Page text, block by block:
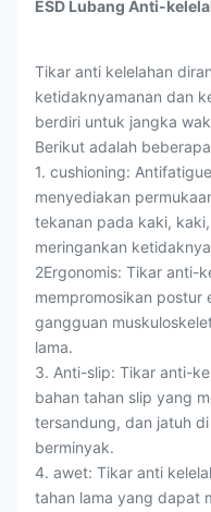
ESD Lubang Anti-
Tikar anti kelelahan
ketidaknyamanan dan
berdiri untuk jangka
Berikut adalah
1. cushioning:
menyediakan
tekanan pada kaki,
meringankan
2Ergonomis: Tikar anti-
mempromosikan postur
gangguan
lama.
3. Anti-slip: Tikar anti-
bahan tahan slip yang
tersandung, dan jatuh
berminyak.
4. awet: Tikar anti
tahan lama yang dapat